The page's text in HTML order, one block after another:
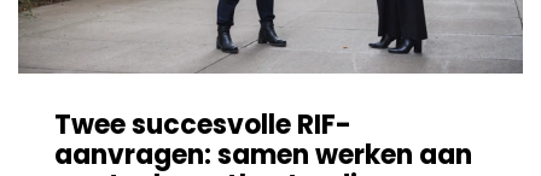
Twee succesvolle RIF-
aanvragen: samen werken aan